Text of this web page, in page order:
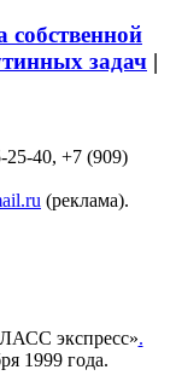
задач |
25-40, +7 (909)
(реклама).
экспресс».
1999 года.